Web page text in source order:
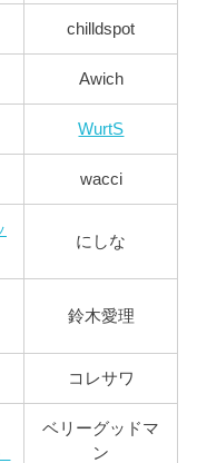
chilldspot
Awich
WurtS
wacci
にしな
鈴木愛理
コレサワ
ベリーグッドマ
ン